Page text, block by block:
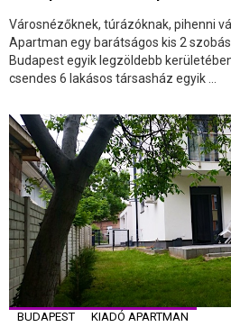
Városnézőknek, túrázóknak, pihenni
Apartman egy barátságos kis 2
Budapest egyik legzöldebb
csendes 6 lakásos társasház egyik ...
BUDAPEST KIADÓ APARTMAN